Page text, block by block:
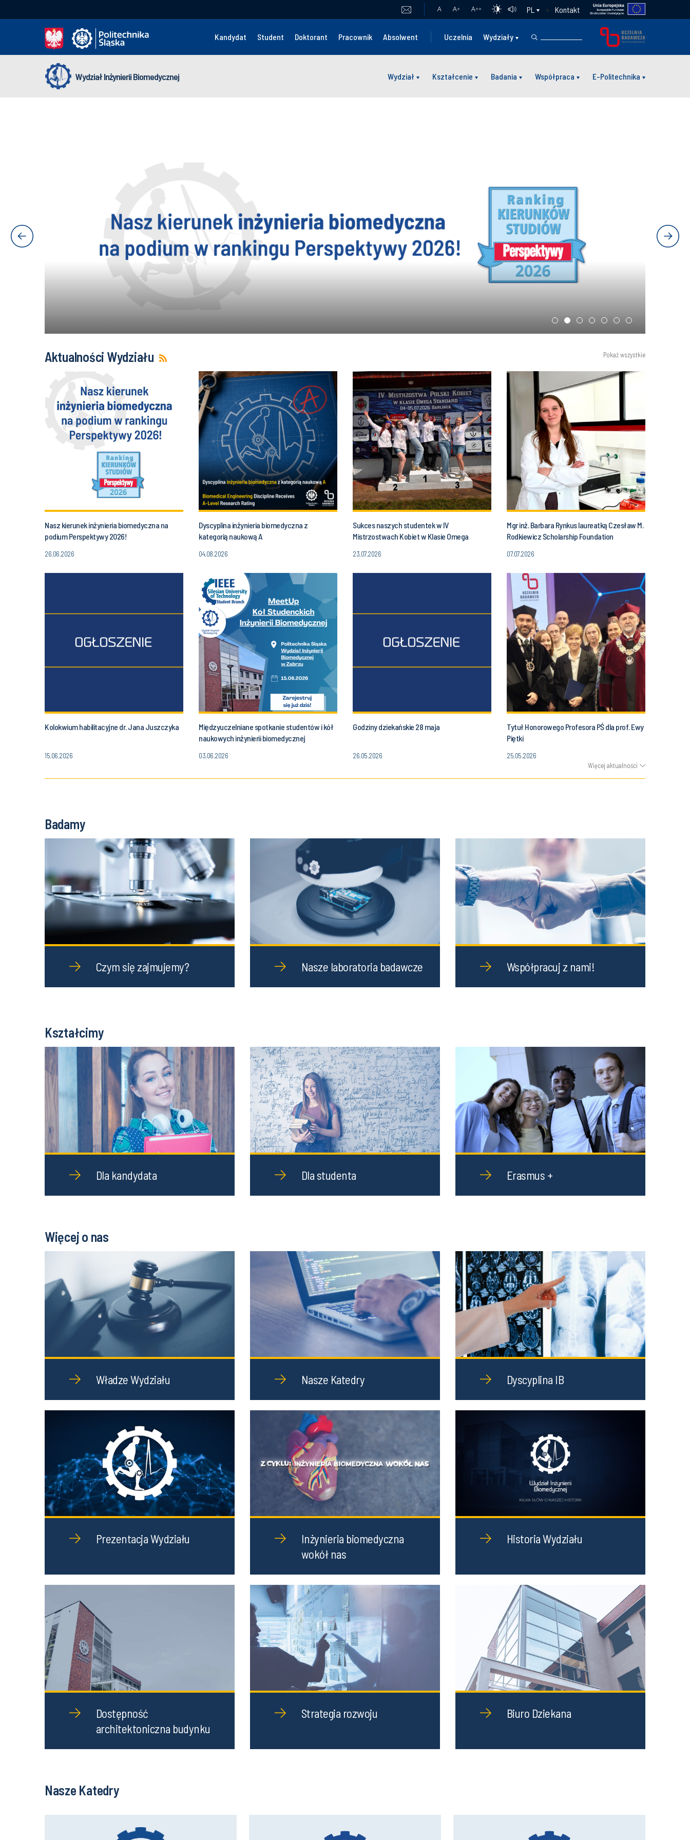
A A+ A++ PL Kontakt
Kandydat Student Doktorant Pracownik Absolwent Uczelnia Wydziały
Wydział Inżynierii Biomedycznej Wydział Kształcenie Badania Współpraca E-Politechnika
Aktualności Wydziału Pokaż wszystkie
Nasz kierunek inżynieria biomedyczna na
podium Perspektywy 2026!
26.06.2026
Dyscyplina inżynieria biomedyczna z
kategorią naukową A
04.08.2026
Sukces naszych studentek w IV
Mistrzostwach Kobiet w Klasie Omega
23.07.2026
Mgr inż. Barbara Rynkus laureatką Czesław M.
Rodkiewicz Scholarship Foundation
07.07.2026
Kolokwium habilitacyjne dr. Jana Juszczyka
15.06.2026
Międzyuczelniane spotkanie studentów i kół
naukowych inżynierii biomedycznej
03.06.2026
Godziny dziekańskie 28 maja
26.05.2026
Tytuł Honorowego Profesora PŚ dla prof. Ewy
Piętki
25.05.2026
Więcej aktualności
Badamy
Czym się zajmujemy? Nasze laboratoria badawcze Współpracuj z nami!
Kształcimy
Dla kandydata Dla studenta Erasmus +
Więcej o nas
Władze Wydziału Nasze Katedry Dyscyplina IB
Prezentacja Wydziału
Inżynieria biomedyczna
wokół nas
Historia Wydziału
Dostępność
architektoniczna budynku
Strategia rozwoju Biuro Dziekana
Nasze Katedry